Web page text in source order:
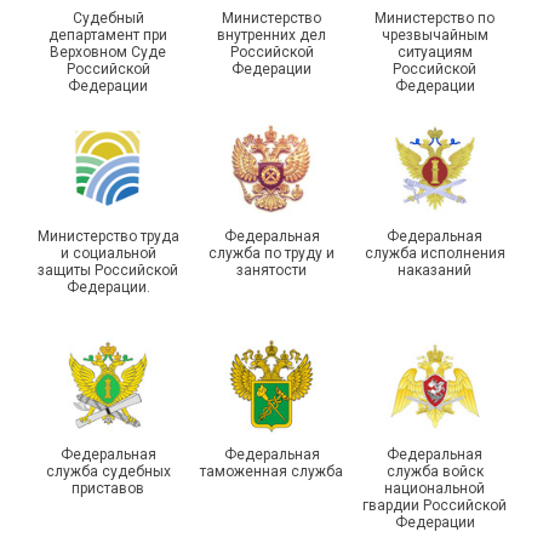
подарки
Молодежный совет
Адыгейской организации
Профсоюза подвел итоги
векторы развития
приняли участие в
молодежном форуме
«Профсоюзная миссия –
2026»
Выпускники школы
молодого профлидера в
Самаре получили
Судебный
департамент при
Верховном Суде
Российской
Федерации
Министерство
внутренних дел
Российской
Федерации
Министерство по
чрезвычайным
ситуациям
Российской
Федерации
Министерство труда
и социальной
защиты Российской
Федерации.
Федеральная
служба по труду и
занятости
Федеральная
служба исполнения
наказаний
Федеральная
служба судебных
приставов
Федеральная
таможенная служба
Федеральная
служба войск
национальной
гвардии Российской
Федерации